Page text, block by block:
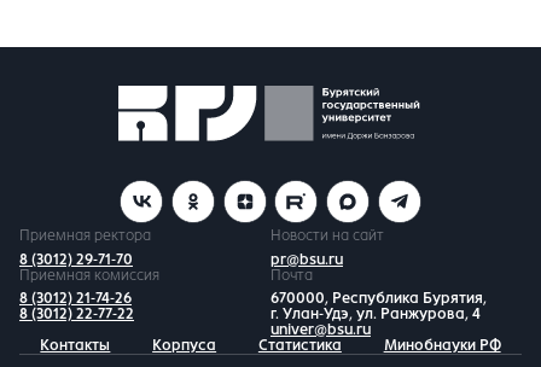
Приемная ректора
8 (3012) 29-71-70
Новости на сайт
pr@bsu.ru
Приемная комиссия
8 (3012) 21-74-26
8 (3012) 22-77-22
Почта
670000, Республика Бурятия,
г. Улан-Удэ, ул. Ранжурова, 4
univer@bsu.ru
Контакты
Корпуса Статистика Минобнауки РФ